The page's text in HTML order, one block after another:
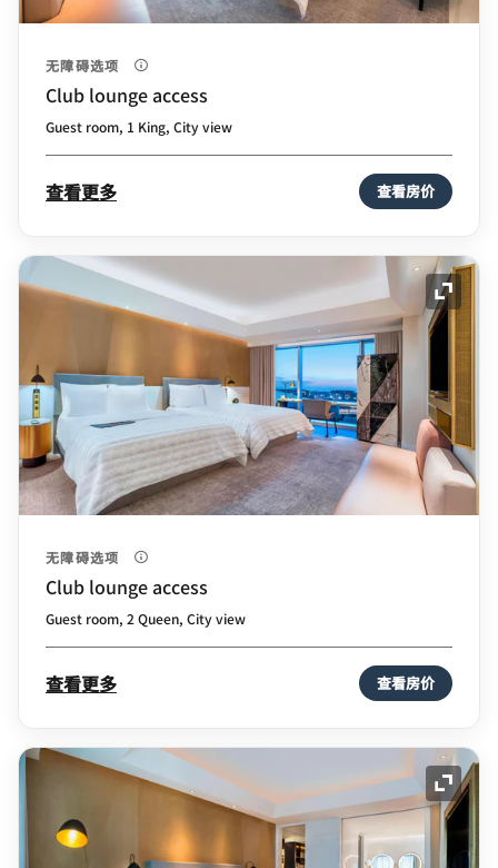
无障碍选项
Club lounge access
Guest room, 1 King, City view
查看更多 查看房价
展开
无障碍选项
Club lounge access
Guest room, 2 Queen, City view
查看更多 查看房价
展开